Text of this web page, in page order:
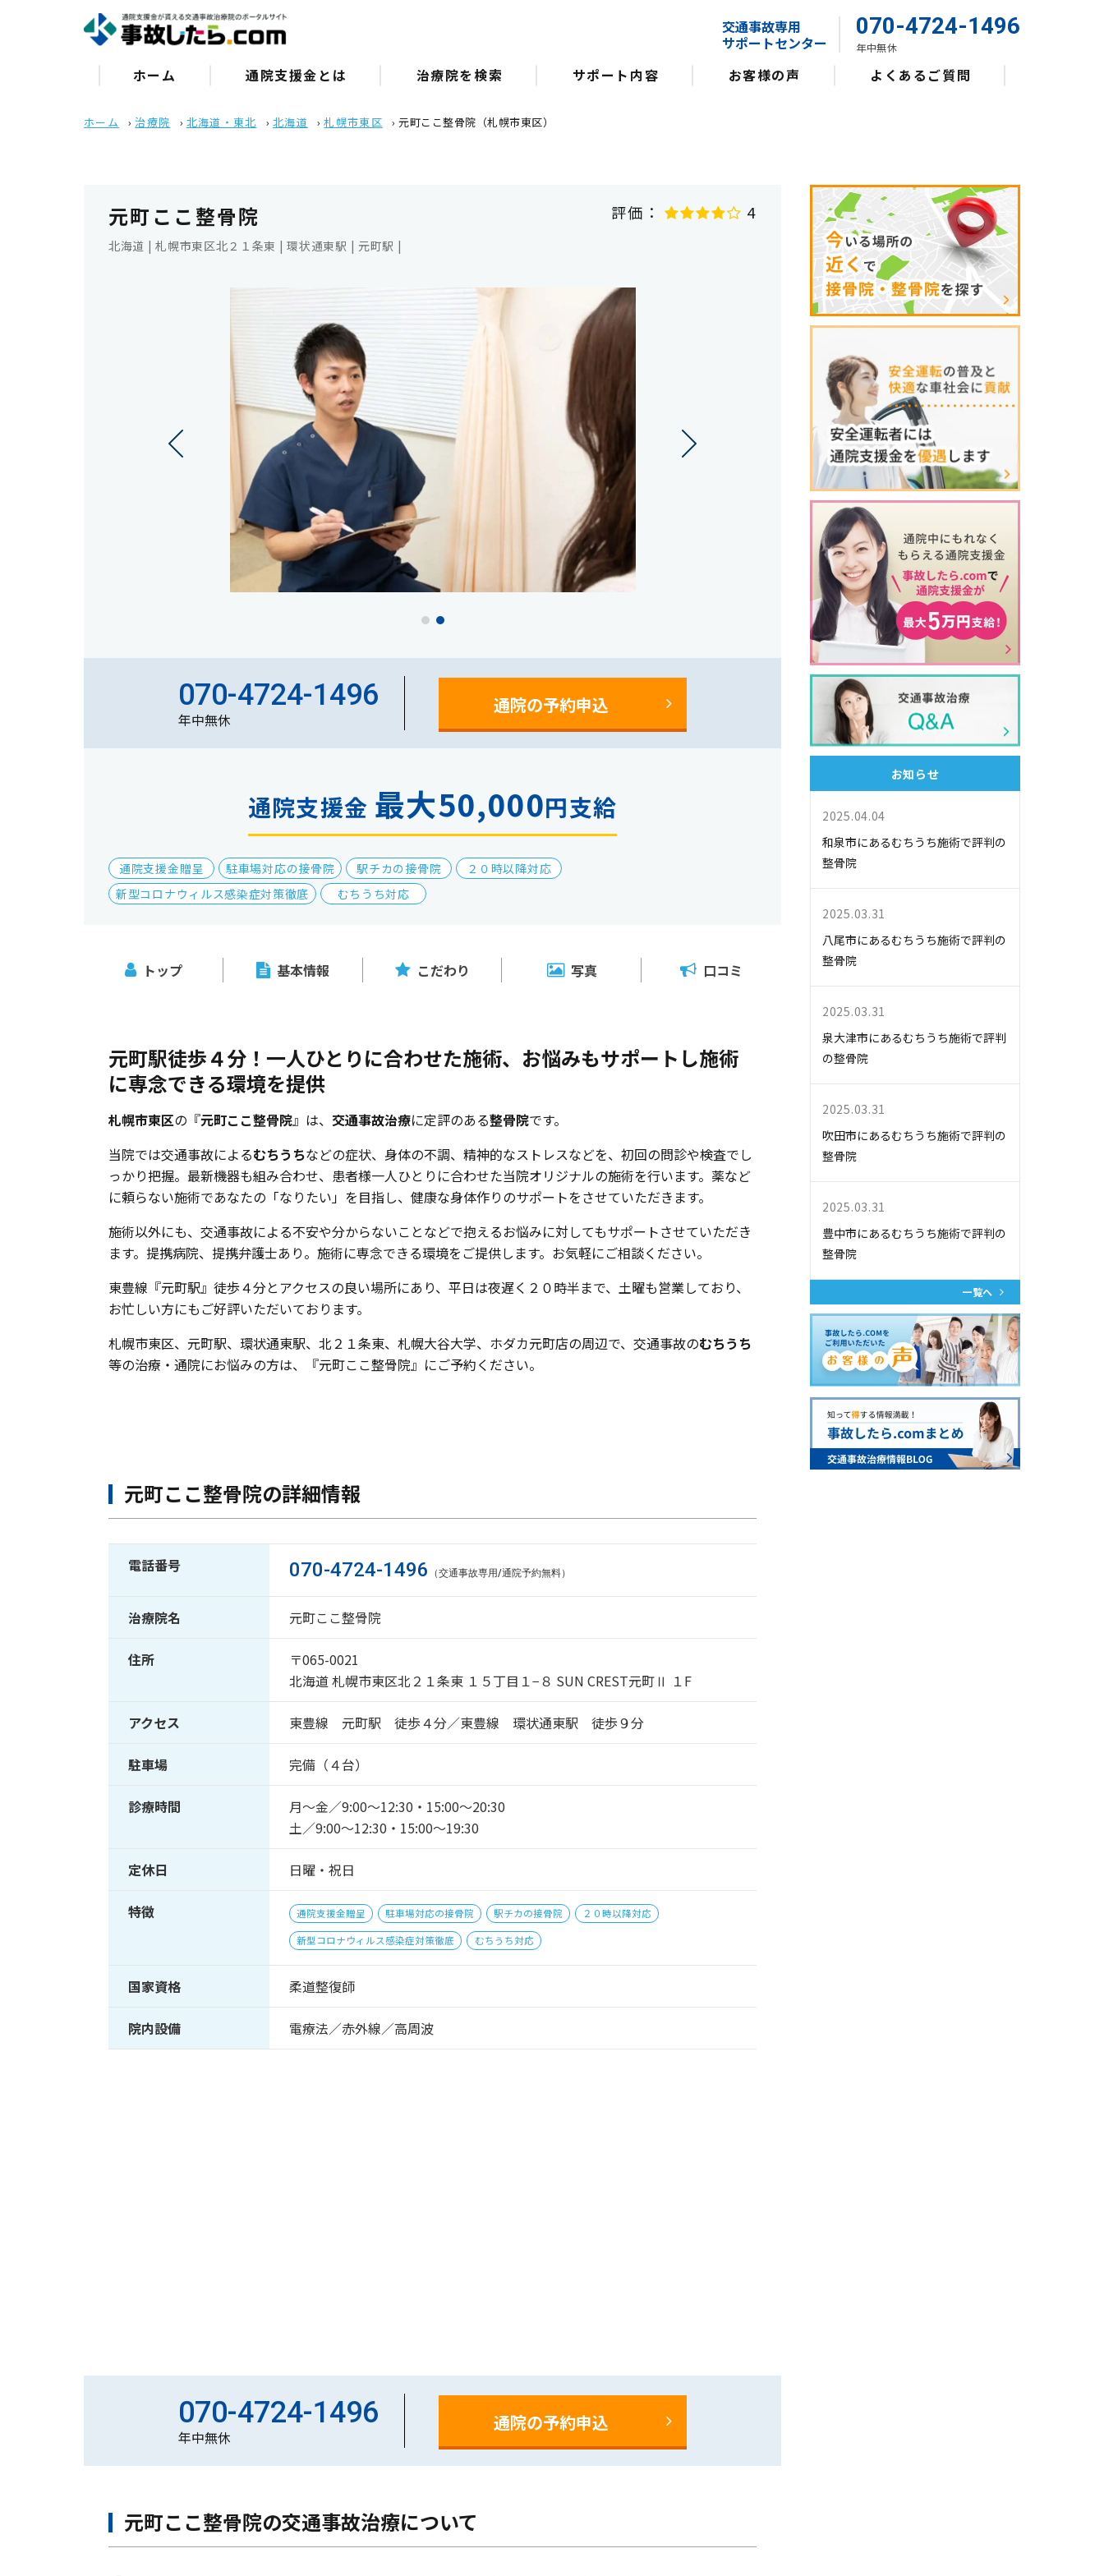
交通事故専用
サポートセンター
070-4724-1496
年中無休
ホーム 通院⽀援⾦とは 治療院を検索 サポート内容 お客様の声 よくあるご質問
ホーム ›治療院 › 北海道・東北 › 北海道 ›札幌市東区 ›元町ここ整骨院（札幌市東区）
元町ここ整骨院
北海道 | 札幌市東区北２１条東 | 環状通東駅 | 元町駅 |
評価： 4
070-4724-1496
年中無休
通院の予約申込
通院支援金 最大50,000円支給
通院支援金贈呈 駐車場対応の接骨院 駅チカの接骨院
２０時以降対応
新型コロナウィルス感染症対策徹底
むちうち対応
トップ 基本情報 こだわり 写真 口コミ
元町駅徒歩４分！一人ひとりに合わせた施術、お悩みもサポートし施術
に専念できる環境を提供
札幌市東区の『元町ここ整骨院』は、 交通事故治療に定評のある整骨院です。
当院では交通事故によるむちうちなどの症状、身体の不調、精神的なストレスなどを、初回の問診や検査でし
っかり把握。最新機器も組み合わせ、患者様一人ひとりに合わせた当院オリジナルの施術を行います。薬など
に頼らない施術であなたの「なりたい」を目指し、健康な身体作りのサポートをさせていただきます。
施術以外にも、交通事故による不安や分からないことなどで抱えるお悩みに対してもサポートさせていただき
ます。提携病院、提携弁護士あり。施術に専念できる環境をご提供します。お気軽にご相談ください。
東豊線『元町駅』徒歩４分とアクセスの良い場所にあり、平日は夜遅く２０時半まで、土曜も営業しており、
お忙しい方にもご好評いただいております。
札幌市東区、元町駅、環状通東駅、北２１条東、札幌大谷大学、ホダカ元町店の周辺で、交通事故のむちうち
等の治療・通院にお悩みの方は、『元町ここ整骨院』にご予約ください。
元町ここ整骨院の詳細情報
電話番号 070-4724-1496 （交通事故専用/通院予約無料）
治療院名 元町ここ整骨院
住所
〒065-0021
北海道 札幌市東区北２１条東 １５丁目１−８ SUN CREST元町Ⅱ １F
アクセス 東豊線 元町駅 徒歩４分／東豊線 環状通東駅 徒歩９分
駐車場 完備（４台）
診療時間
月〜金／9:00～12:30・15:00～20:30
土／9:00～12:30・15:00～19:30
定休日 日曜・祝日
特徴 通院支援金贈呈 駐車場対応の接骨院 駅チカの接骨院 ２０時以降対応
新型コロナウィルス感染症対策徹底 むちうち対応
国家資格 柔道整復師
院内設備 電療法／赤外線／高周波
070-4724-1496
年中無休
通院の予約申込
元町ここ整骨院の交通事故治療について
お知らせ
2025.04.04
和泉市にあるむちうち施術で評判の
整骨院
2025.03.31
八尾市にあるむちうち施術で評判の
整骨院
2025.03.31
泉大津市にあるむちうち施術で評判
の整骨院
2025.03.31
吹田市にあるむちうち施術で評判の
整骨院
2025.03.31
豊中市にあるむちうち施術で評判の
整骨院
一覧へ